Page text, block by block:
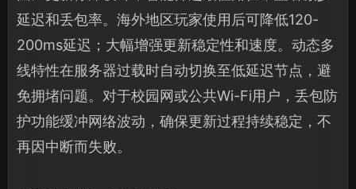
延迟和丢包率。海外地区玩家使用后可降低120-
200ms延迟；大幅增强更新稳定性和速度。动态多
线特性在服务器过载时自动切换至低延迟节点，避
免拥堵问题。对于校园网或公共Wi-Fi用户，丢包防
护功能缓冲网络波动，确保更新过程持续稳定，不
再因中断而失败。